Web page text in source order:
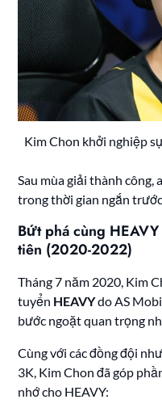
Kim Chon khởi nghiệp
Sau mùa giải thành công,
trong thời gian ngắn
Bứt phá cùng
tiên (2020-2022)
Tháng 7 năm 2020, Kim
tuyển HEAVYdo AS
bước ngoặt quan trọng
Cùng với các đồng đội
3K, Kim Chon đã góp
nhớ cho HEAVY: